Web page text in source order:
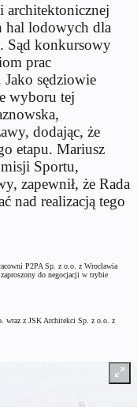
architektonicznej
hal lodowych dla
Sąd konkursowy
prac
sędziowie
wyboru tej
dodając, że
etapu. Mariusz
Sportu,
zapewnił, że Rada
nad realizacją tego
P2PA Sp. z o.o. z Wrocławia
do negocjacji w trybie
wraz z JSK Architekci Sp. z o.o. z